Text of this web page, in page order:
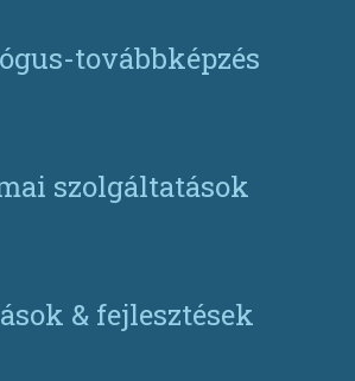
továbbképzés
szolgáltatások
& fejlesztések